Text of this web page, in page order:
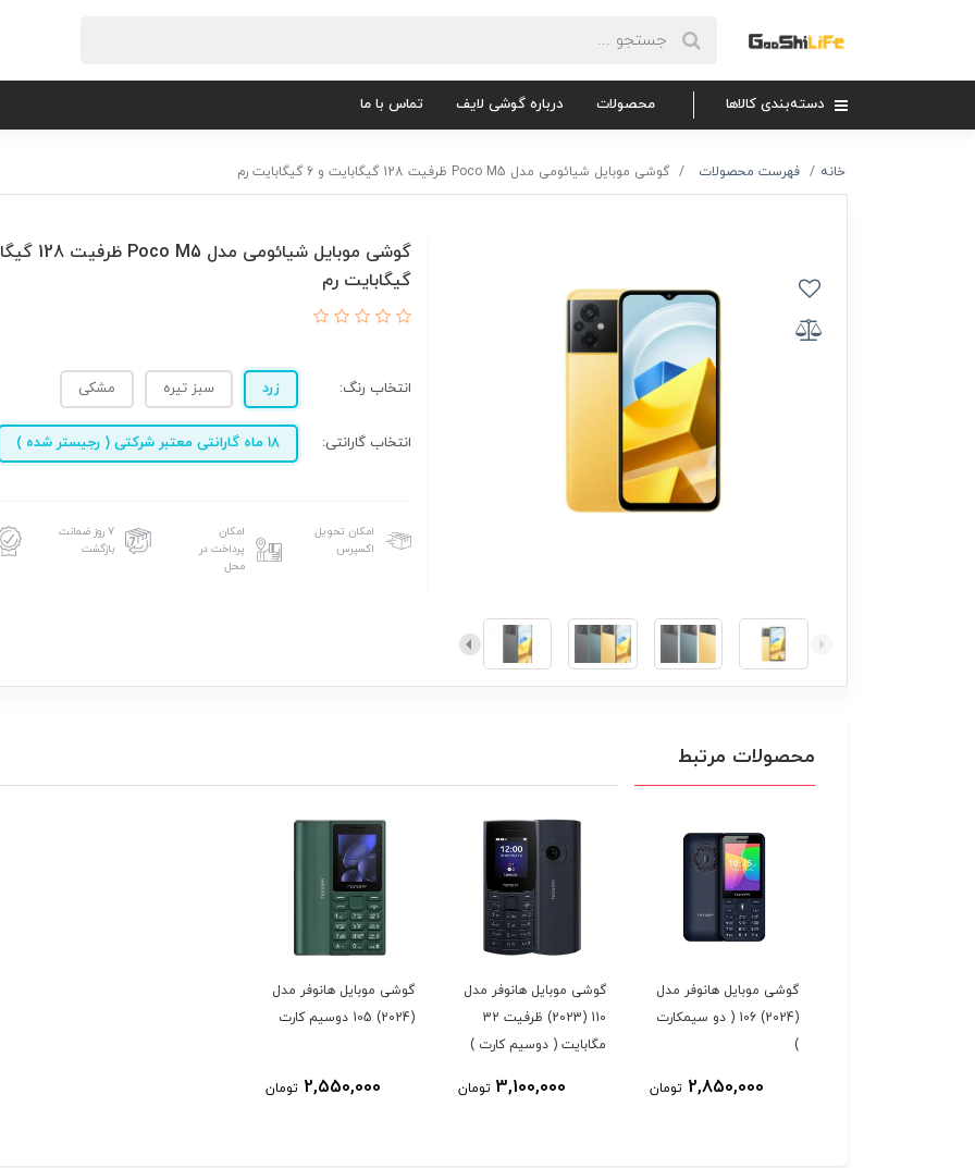
دسته‌بندی کالاها محصولات درباره گوشی لایف تماس با ما
خانه فهرست محصولات گوشی موبایل شیائومی مدل Poco M5 ظرفیت 128 گیگابایت و 6 گیگابایت رم
گیگابایت رم
انتخاب رنگ: زرد سبز تیره مشکی
انتخاب گارانتی: 18 ماه گارانتی معتبر شرکتی ( رجیستر شده )
امکان تحویل
اکسپرس
امکان
پرداخت در
محل
۷ روز ضمانت
بازگشت
محصولات مرتبط
گوشی موبایل هانوفر مدل
(2024) 106 ( دو سیمکارت
)
2,850,000 تومان
گوشی موبایل هانوفر مدل
110 (2023) ظرفیت 32
مگابایت ( دوسیم کارت )
3,100,000 تومان
گوشی موبایل هانوفر مدل
(2024) 105 دوسیم کارت
2,550,000 تومان